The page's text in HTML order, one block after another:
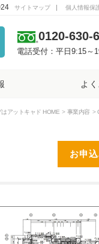
サイトマップ 個人情報保
0120-630-
電話受付：平日9:15～
よ
アットキャド HOME 事業内容
お申